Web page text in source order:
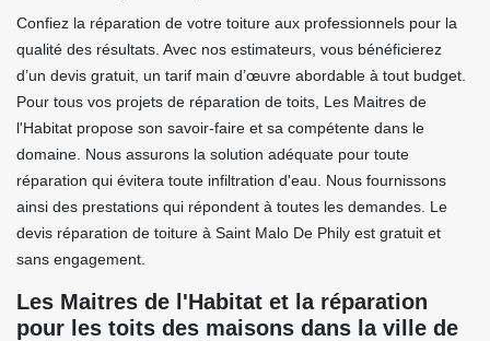
Confiez la réparation de votre toiture aux professionnels pour la
qualité des résultats. Avec nos estimateurs, vous bénéficierez
d’un devis gratuit, un tarif main d’œuvre abordable à tout budget.
Pour tous vos projets de réparation de toits, Les Maitres de
l'Habitat propose son savoir-faire et sa compétente dans le
domaine. Nous assurons la solution adéquate pour toute
réparation qui évitera toute infiltration d'eau. Nous fournissons
ainsi des prestations qui répondent à toutes les demandes. Le
devis réparation de toiture à Saint Malo De Phily est gratuit et
sans engagement.
Les Maitres de l'Habitat et la réparation
pour les toits des maisons dans la ville de